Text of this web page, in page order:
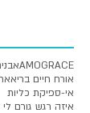
AMOGRACE
אורח חיים בריא
אי-ספיקת כליות